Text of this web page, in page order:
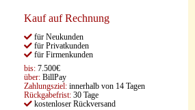
Kauf auf Rechnung
für Neukunden
für Privatkunden
für Firmenkunden
bis: 7.500€
über: BillPay
Zahlungsziel: innerhalb von 14 Tagen
Rückgabefrist: 30 Tage
kostenloser Rückversand